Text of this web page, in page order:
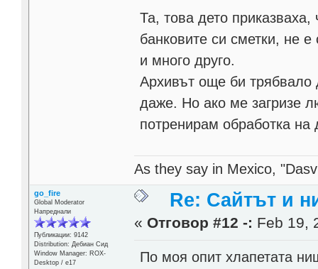
Та, това дето
банковите си сметки, не
и много друго.
Архивът още би трябвало
даже. Но ако ме загризе
потренирам обработка на
As they say in Mexico,
go_fire
Global Moderator
Напреднали
Публикации: 9142
Distribution: Дебиан Сид
Window Manager: ROX-
Desktop / е17
Re: Сайтът и
« Отговор #12 -: Feb 19,
По моя опит хлапетата